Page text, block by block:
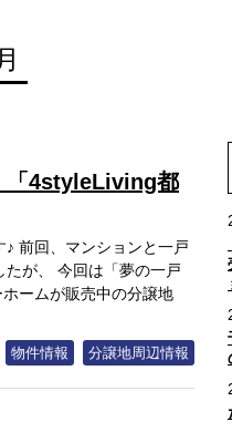
「4styleLiving都
前回、マンションと一戸
が、 今回は「夢の一戸
ームが販売中の分譲地
物件情報 分譲地周辺情報